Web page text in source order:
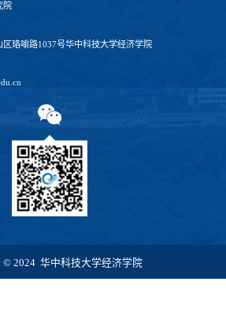
院
珞喻路1037号华中科技大学经济学院
© 2024 华中科技大学经济学院